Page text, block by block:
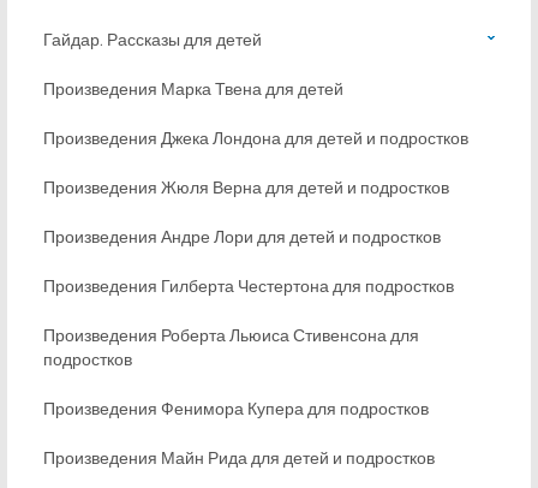
Гайдар. Рассказы для детей
Произведения Марка Твена для детей
Произведения Джека Лондона для детей и подростков
Произведения Жюля Верна для детей и подростков
Произведения Андре Лори для детей и подростков
Произведения Гилберта Честертона для подростков
Произведения Роберта Льюиса Стивенсона для
подростков
Произведения Фенимора Купера для подростков
Произведения Майн Рида для детей и подростков